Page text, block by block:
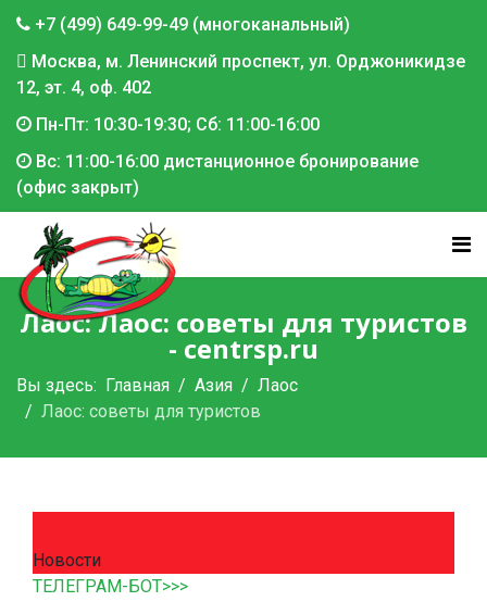
+7 (499) 649-99-49 (многоканальный)
Москва, м. Ленинский проспект, ул. Орджоникидзе
12, эт. 4, оф. 402
Пн-Пт: 10:30-19:30; Сб: 11:00-16:00
Вс: 11:00-16:00 дистанционное бронирование
(офис закрыт)
Лаос: Лаос: советы для туристов
- centrsp.ru
Вы здесь: Главная Азия
Лаос
Лаос: советы для туристов
Новости
ТЕЛЕГРАМ-БОТ>>>